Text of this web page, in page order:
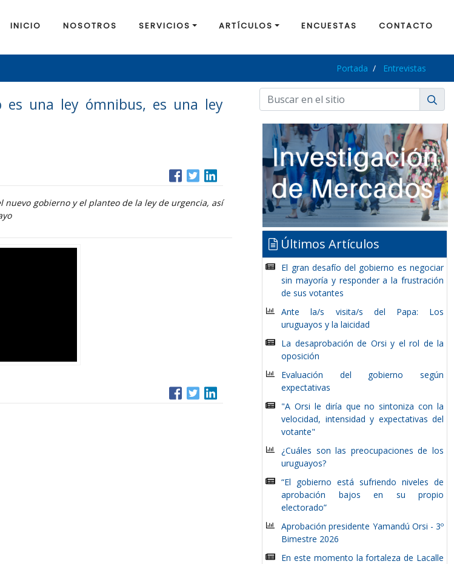
INICIO NOSOTROS SERVICIOS ARTÍCULOS ENCUESTAS CONTACTO
Portada Entrevistas
es una ley ómnibus, es una ley
gobierno y el planteo de la ley de urgencia, así
Últimos Artículos
El gran desafío del gobierno es negociar
sin mayoría y responder a la frustración
de sus votantes
Ante la/s visita/s del Papa: Los
uruguayos y la laicidad
La desaprobación de Orsi y el rol de la
oposición
Evaluación del gobierno según
expectativas
"A Orsi le diría que no sintoniza con la
velocidad, intensidad y expectativas del
votante"
¿Cuáles son las preocupaciones de los
uruguayos?
“El gobierno está sufriendo niveles de
aprobación bajos en su propio
electorado”
Aprobación presidente Yamandú Orsi - 3º
Bimestre 2026
En este momento la fortaleza de Lacalle